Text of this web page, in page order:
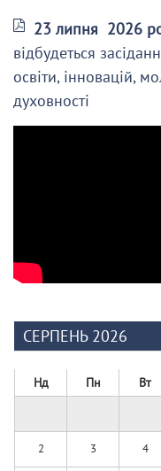
23 липня 2026
відбудеться
освіти, інновацій,
духовності
СЕРПЕНЬ 2026
Нд Пн Вт
2 3 4